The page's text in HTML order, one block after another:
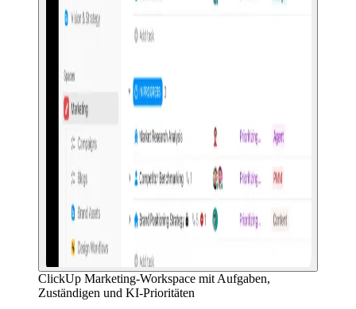
ClickUp Marketing-Workspace mit Aufgaben,
Zuständigen und KI-Prioritäten